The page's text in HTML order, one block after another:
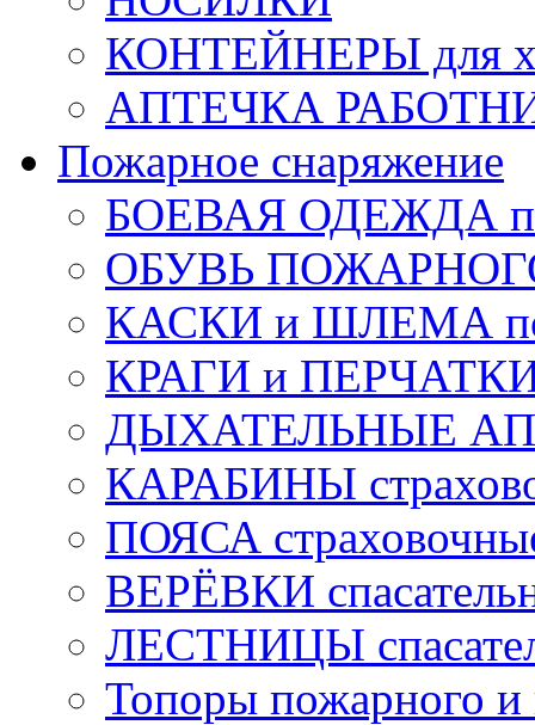
КОНТЕЙНЕРЫ для
АПТЕЧКА
Пожарное снаряжение
БОЕВАЯ ОДЕЖДА
ОБУВЬ
КАСКИ и ШЛЕМА
КРАГИ и ПЕРЧАТКИ
ДЫХАТЕЛЬНЫЕ
КАРАБИНЫ
ПОЯСА
ВЕРЁВКИ
ЛЕСТНИЦЫ
Топоры пожарного и